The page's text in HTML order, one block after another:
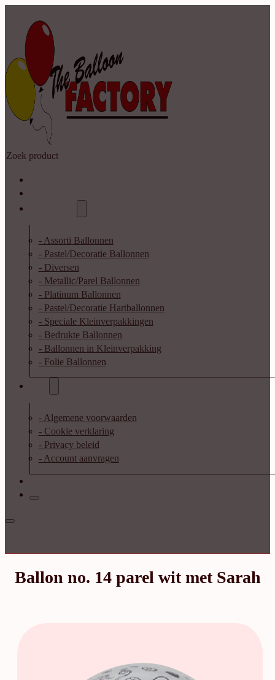
Zoeken
- Assorti Ballonnen
- Pastel/Decoratie Ballonnen
- Diversen
- Metallic/Parel Ballonnen
- Platinum Ballonnen
- Pastel/Decoratie Hartballonnen
- Speciale Kleinverpakkingen
- Bedrukte Ballonnen
- Ballonnen in Kleinverpakking
- Folie Ballonnen
- Algemene voorwaarden
- Cookie verklaring
- Privacy beleid
- Account aanvragen
Ballon no. 14 parel wit met Sarah